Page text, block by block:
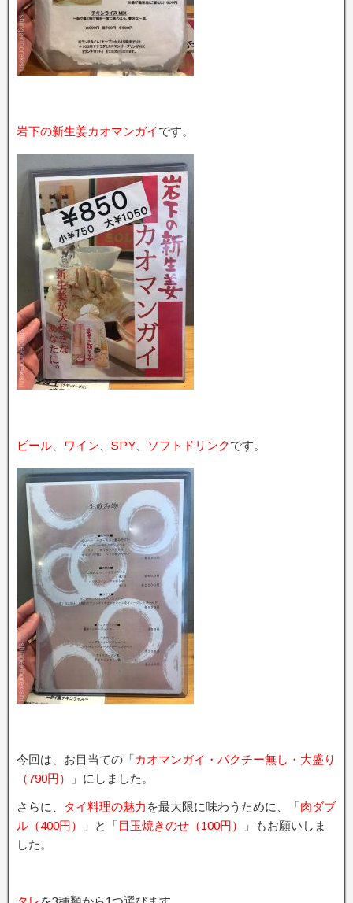
岩下の新生姜カオマンガイです。
ビール ワイン SPY ソフトドリンクです。
今回は、お目当ての「カオマンガイ・パクチー無し・大盛り
（790円）
」にしました。
さらに、 タイ料理の魅力 を最大限に味わうために、「肉ダブ
ル（400円）
」と「目玉焼きのせ（100円）
」もお願いしま
した。